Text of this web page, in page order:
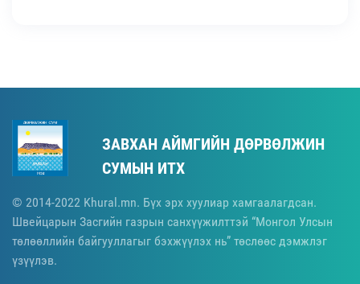
ЗАВХАН АЙМГИЙН ДӨРВӨЛЖИН
СУМЫН ИТХ
© 2014-2022 Khural.mn. Бүх эрх хуулиар хамгаалагдсан.
Швейцарын Засгийн газрын санхүүжилттэй “Монгол Улсын
төлөөллийн байгууллагыг бэхжүүлэх нь” төслөөс дэмжлэг
үзүүлэв.